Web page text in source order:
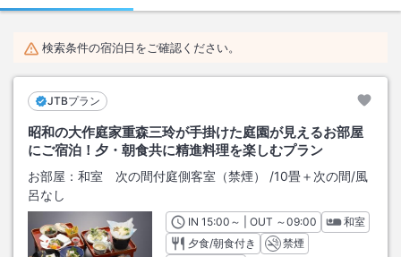
検索条件の宿泊日をご確認ください。
JTBプラン
昭和の大作庭家重森三玲が手掛けた庭園が見えるお部屋
にご宿泊！夕・朝食共に精進料理を楽しむプラン
お部屋： 和室 次の間付庭側客室（禁煙） /10畳＋次の間/風
呂なし
INチェックイン
15:00 ～ | OUT チェックアウト
～09:00
和室
夕食/朝食付き
禁煙